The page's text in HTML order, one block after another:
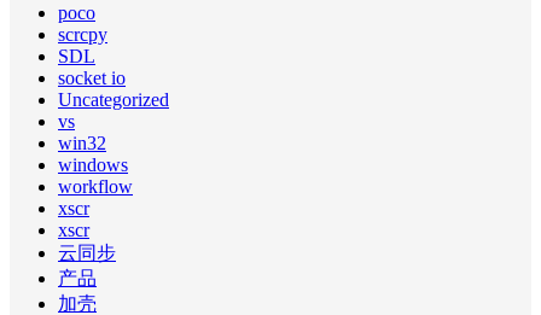
poco
scrcpy
SDL
socket io
Uncategorized
vs
win32
windows
workflow
xscr
xscr
云同步
产品
加壳